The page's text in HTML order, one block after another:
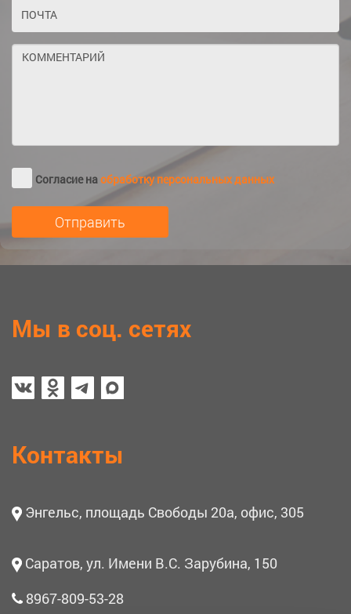
Согласие наобработку персональных данных
Мы в соц. сетях
Контакты
Энгельс, площадь Свободы 20а, офис, 305
Саратов, ул. Имени В.С. Зарубина, 150
8967-809-53-28